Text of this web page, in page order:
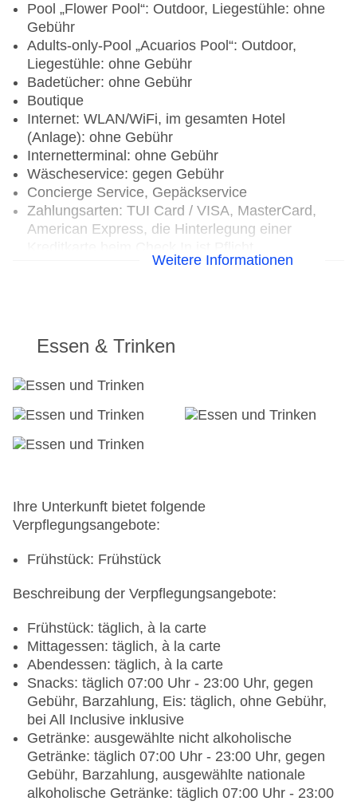
Pool „Flower Pool“: Outdoor, Liegestühle: ohne
Gebühr
Adults-only-Pool „Acuarios Pool“: Outdoor,
Liegestühle: ohne Gebühr
Badetücher: ohne Gebühr
Boutique
Internet: WLAN/WiFi, im gesamten Hotel
(Anlage): ohne Gebühr
Internetterminal: ohne Gebühr
Wäscheservice: gegen Gebühr
Concierge Service, Gepäckservice
Zahlungsarten: TUI Card / VISA, MasterCard,
American Express, die Hinterlegung einer
Haustier: Hund erlaubt: ca. 200 USD, Anfrage &
Parkmöglichkeiten: Stellplätze, nicht überdacht:
ohne Gebühr, Anfrage & Reservierung nicht
notwendig, Valet Parking: ohne Gebühr
Tagungseinrichtungen: Konferenzräume: 1,
klimatisierte Tagungsräume, Tageslicht,
Breaks: gegen Gebühr
Landeskategorie: 5 Sterne
Weitere Informationen
Essen & Trinken
Ihre Unterkunft bietet folgende
Verpflegungsangebote:
Frühstück: Frühstück
Beschreibung der Verpflegungsangebote:
Frühstück: täglich, à la carte
Mittagessen: täglich, à la carte
Abendessen: täglich, à la carte
Snacks: täglich 07:00 Uhr - 23:00 Uhr, gegen
Gebühr, Barzahlung, Eis: täglich, ohne Gebühr,
bei All Inclusive inklusive
Getränke: ausgewählte nicht alkoholische
Getränke: täglich 07:00 Uhr - 23:00 Uhr, gegen
Gebühr, Barzahlung, ausgewählte nationale
alkoholische Getränke: täglich 07:00 Uhr - 23:00